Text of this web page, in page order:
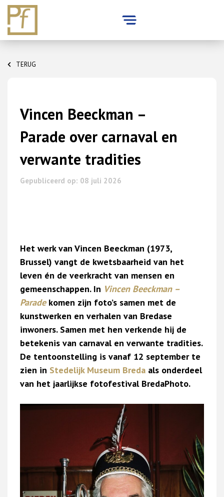
content
TERUG
Vincen Beeckman –
Parade over carnaval en
verwante tradities
Gepubliceerd op: 08 juli 2026
Het werk van Vincen Beeckman (1973,
Brussel) vangt de kwetsbaarheid van het
leven én de veerkracht van mensen en
gemeenschappen. In Vincen Beeckman –
Paradekomen zijn foto’s samen met de
kunstwerken en verhalen van Bredase
inwoners. Samen met hen verkende hij de
betekenis van carnaval en verwante tradities.
De tentoonstelling is vanaf 12 september te
zien in Stedelijk Museum Breda als onderdeel
van het jaarlijkse fotofestival BredaPhoto.